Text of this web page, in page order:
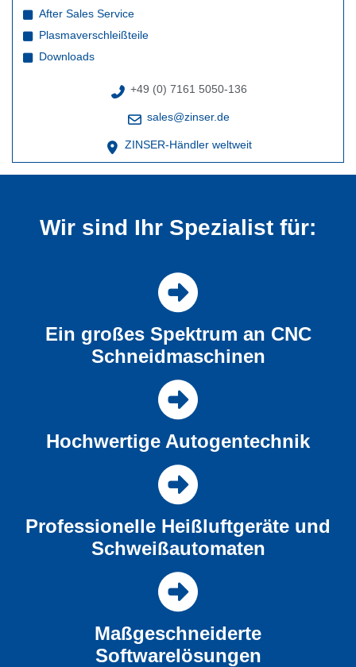
After Sales Service
Plasmaverschleißteile
Downloads
+49 (0) 7161 5050-136
sales@zinser.de
ZINSER-Händler weltweit
Wir sind Ihr Spezialist für:
Ein großes Spektrum an CNC
Schneidmaschinen
Hochwertige Autogentechnik
Professionelle Heißluftgeräte und
Schweißautomaten
Maßgeschneiderte
Softwarelösungen